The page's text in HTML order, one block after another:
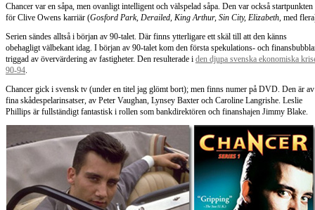
Chancer var en såpa, men ovanligt intelligent och välspelad såpa. Den var också startpunkten
för Clive Owens karriär (Gosford Park, Derailed, King Arthur, Sin City, Elizabeth, med
Serien sändes alltså i början av 90-talet. Där finns ytterligare ett skäl till att den känns
obehagligt välbekant idag. I början av 90-talet kom den första spekulations- och
triggad av övervärdering av fastigheter. Den resulterade i den djupa svenska ekonomiska
90-94.
Chancer gick i svensk tv (under en titel jag glömt bort); men finns numer på DVD. Den är av
fina skådespelarinsatser, av Peter Vaughan, Lynsey Baxter och Caroline Langrishe. Leslie
Phillips är fullständigt fantastisk i rollen som bankdirektören och finanshajen Jimmy Blake.